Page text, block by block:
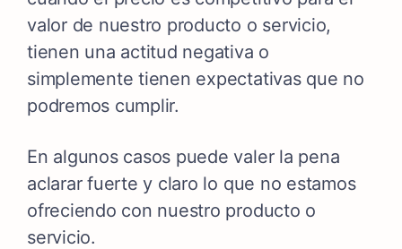
valor de nuestro producto o servicio,
tienen una actitud negativa o
simplemente tienen expectativas que no
podremos cumplir.
En algunos casos puede valer la pena
aclarar fuerte y claro lo que no estamos
ofreciendo con nuestro producto o
servicio.